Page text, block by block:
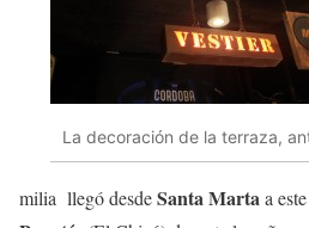
La decoración de la terraza,
milia llegó desdeSanta Martaa este